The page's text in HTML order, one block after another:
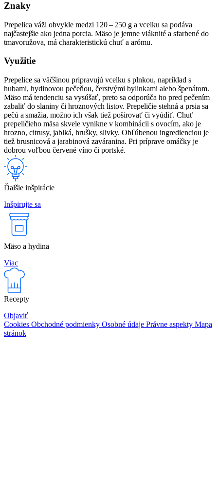
Znaky
Prepelica váži obvykle medzi 120 – 250 g a vcelku sa podáva
najčastejšie ako jedna porcia. Mäso je jemne vláknité a sfarbené do
tmavoružova, má charakteristickú chuť a arómu.
Využitie
Prepelice sa väčšinou pripravujú vcelku s plnkou, napríklad s
hubami, hydinovou pečeňou, čerstvými bylinkami alebo špenátom.
Mäso má tendenciu sa vysúšať, preto sa odporúča ho pred pečením
zabaliť do slaniny či hroznových listov. Prepeličie stehná a prsia sa
pečú a smažia, možno ich však tiež pošírovať či vyúdiť. Chuť
prepeličieho mäsa skvele vynikne v kombinácii s ovocím, ako je
hrozno, citrusy, jablká, hrušky, slivky. Obľúbenou ingredienciou je
tiež brusnicová a jarabinová zaváranina. Pri príprave omáčky je
dobrou voľbou červené víno či portské.
Ďalšie inšpirácie
Inšpirujte sa
Mäso a hydina
Viac
Recepty
Objaviť
Cookies Obchodné podmienky Osobné údaje Právne aspekty Mapa
stránok